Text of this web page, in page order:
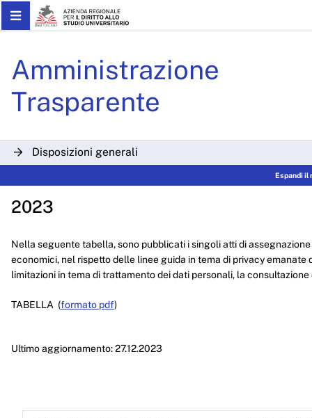
Skip to Main Content
Amministrazione
Trasparente
Disposizioni generali
Consulenti e collaboratori
Personale
Bandi di concorso
Attività e procedimenti
Espandi il
2023
Nella seguente tabella, sono pubblicati i singoli atti di
economici, nel rispetto delle linee guida in tema di privacy
limitazioni in tema di trattamento dei dati personali, la
TABELLA (formato pdf)
Ultimo aggiornamento: 27.12.2023